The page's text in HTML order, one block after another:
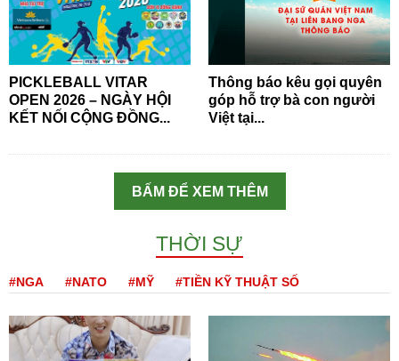
PICKLEBALL VITAR
OPEN 2026 – NGÀY HỘI
KẾT NỐI CỘNG ĐỒNG...
Thông báo kêu gọi quyên
góp hỗ trợ bà con người
Việt tại...
BẤM ĐỂ XEM THÊM
THỜI SỰ
#NGA #NATO #MỸ #TIỀN KỸ THUẬT SỐ